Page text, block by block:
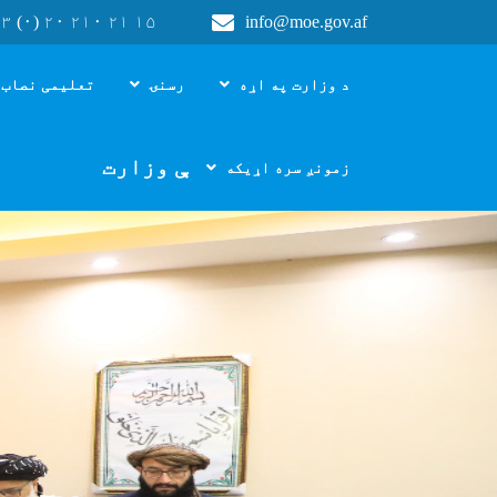
info@moe.gov.af +۹۳ (۰) ۲۰ ۲۱۰ ۲۱
د پوهنې وزارت
د وزارت په اړه رسنۍ تعلیمی
زمونږ سره اړیکه